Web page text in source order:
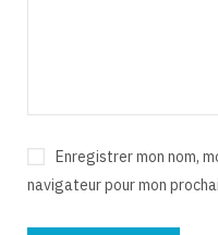
Enregistrer mon nom,
navigateur pour mon